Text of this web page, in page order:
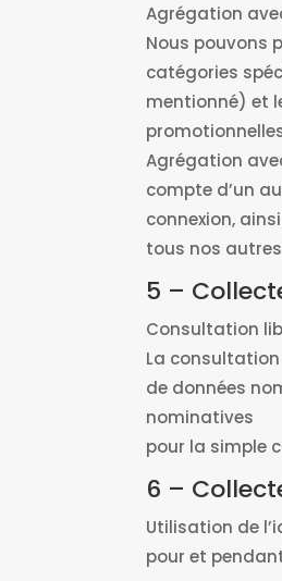
Agrégation
Nous pouvons
catégories
mentionné) et
Agrégation
compte d’un
connexion,
tous nos
5 –
Consultation
La consultation
de données
nominatives
pour la simple
6 –
Utilisation de
pour et